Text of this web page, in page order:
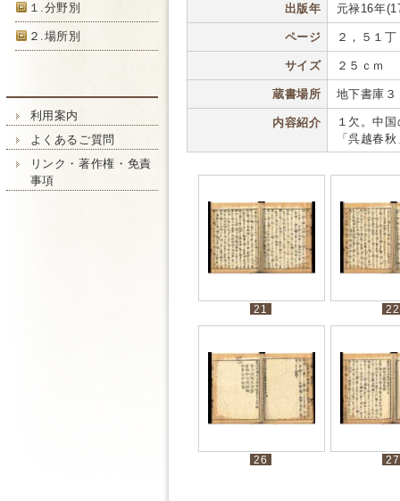
１.分野別
２.場所別
利用案内
よくあるご質問
リンク・著作権・免責
事項
出版年 元禄16年
ページ ２，５１丁
サイズ ２５ｃｍ
蔵書場所 地下書庫３
内容紹介
１欠。中
「呉越春
21 22
26 27